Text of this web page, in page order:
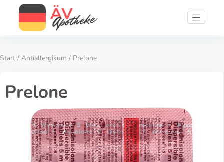
Start / Antiallergikum / Prelone
Prelone